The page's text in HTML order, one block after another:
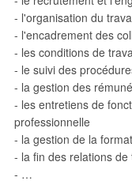
- l'organisation du
- l'encadrement des
- les conditions de
- le suivi des
- la gestion des
- les entretiens de
professionnelle
- la gestion de la
- la fin des relations de
- …